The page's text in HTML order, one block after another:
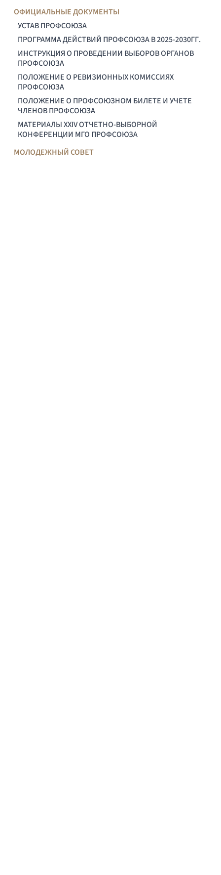
ОФИЦИАЛЬНЫЕ ДОКУМЕНТЫ
УСТАВ ПРОФСОЮЗА
ПРОГРАММА ДЕЙСТВИЙ ПРОФСОЮЗА В 2025-2030ГГ.
ИНСТРУКЦИЯ О ПРОВЕДЕНИИ ВЫБОРОВ ОРГАНОВ
ПРОФСОЮЗА
ПОЛОЖЕНИЕ О РЕВИЗИОННЫХ КОМИССИЯХ
ПРОФСОЮЗА
ПОЛОЖЕНИЕ О ПРОФСОЮЗНОМ БИЛЕТЕ И УЧЕТЕ
ЧЛЕНОВ ПРОФСОЮЗА
МАТЕРИАЛЫ XXIV ОТЧЕТНО-ВЫБОРНОЙ
КОНФЕРЕНЦИИ МГО ПРОФСОЮЗА
МОЛОДЕЖНЫЙ СОВЕТ